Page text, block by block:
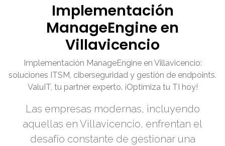
Implementación
ManageEngine en
Villavicencio
Implementación ManageEngine en Villavicencio:
soluciones ITSM, ciberseguridad y gestión de endpoints.
ValuIT, tu partner experto. ¡Optimiza tu TI hoy!
Las empresas modernas, incluyendo
aquellas en Villavicencio, enfrentan el
desafío constante de gestionar una